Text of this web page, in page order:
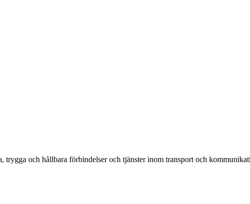
och hållbara förbindelser och tjänster inom transport och